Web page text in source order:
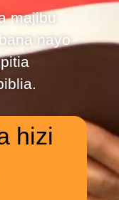
majibu
nayo
hizi